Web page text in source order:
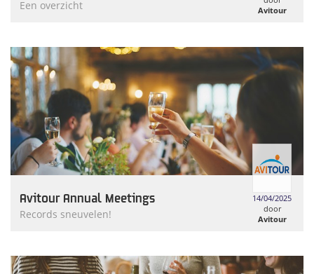
Een overzicht
Avitour
Avitour Annual Meetings
Records sneuvelen!
14/04/2025
door
Avitour